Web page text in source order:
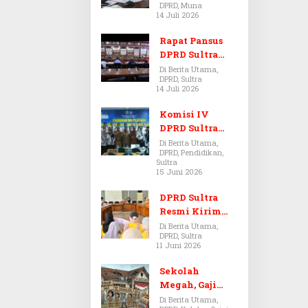
Dugaan Jual
Beli Tanah
Bermasalah di
Muna
DPRD, Muna
14 Juli 2026
Rapat Pansus
DPRD Sultra
Diskors Dua
Kali Akibat
Ketidakhadira
n Pj Sekda
Di Berita Utama,
DPRD, Sultra
14 Juli 2026
Komisi IV
DPRD Sultra
Kawal Hak
Guru,
Rencanakan
Pendidikan
Di Berita Utama,
DPRD, Pendidikan,
Sultra
15 Juni 2026
DPRD Sultra
Resmi Kirim
Aspirasi Tolak
Peraturan
BPOM No. 5
Tahun 2026 ke
Komisi IX DPR
Di Berita Utama,
DPRD, Sultra
11 Juni 2026
Sekolah
Megah, Gaji
Guru Berdarah-
Di Berita Utama,